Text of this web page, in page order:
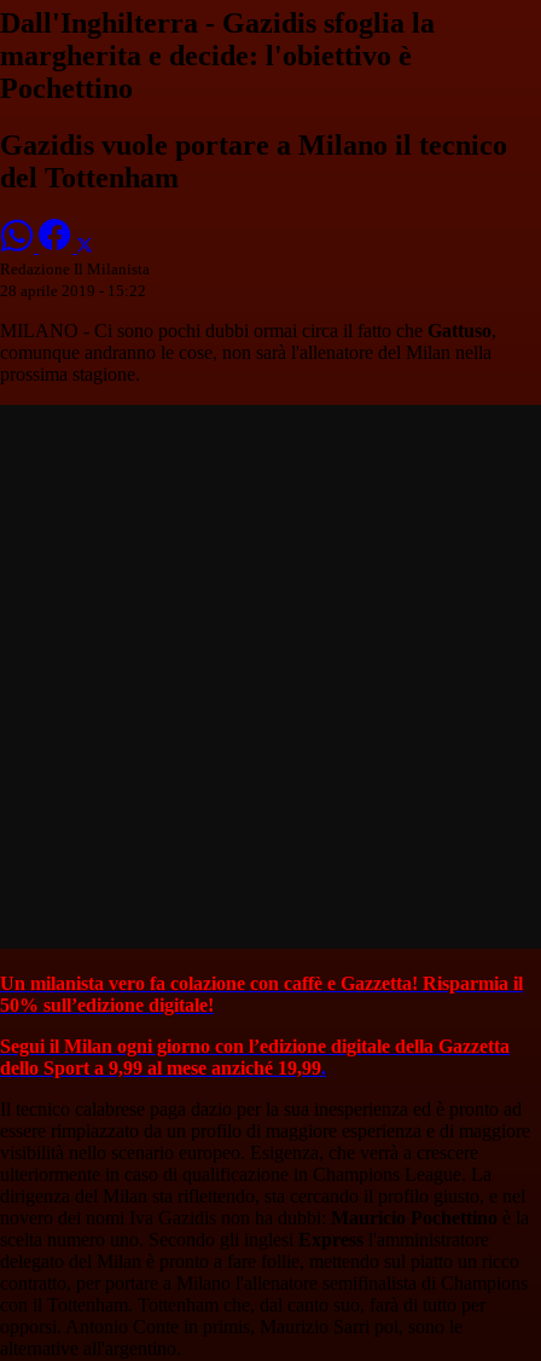
Dall'Inghilterra - Gazidis sfoglia la
margherita e decide: l'obiettivo è
Pochettino
Gazidis vuole portare a Milano il tecnico
del Tottenham
Redazione Il Milanista
28 aprile 2019 - 15:22
MILANO - Ci sono pochi dubbi ormai circa il fatto che Gattuso,
comunque andranno le cose, non sarà l'allenatore del Milan nella
prossima stagione.
Un milanista vero fa colazione con caffè e Gazzetta! Risparmia il
50% sull’edizione digitale!
Segui il Milan ogni giorno con l’edizione digitale della Gazzetta
dello Sport a 9,99 al mese anziché 19,99.
Il tecnico calabrese paga dazio per la sua inesperienza ed è pronto ad
essere rimpiazzato da un profilo di maggiore esperienza e di maggiore
visibilità nello scenario europeo. Esigenza, che verrà a crescere
ulteriormente in caso di qualificazione in Champions League. La
dirigenza del Milan sta riflettendo, sta cercando il profilo giusto, e nel
novero dei nomi Iva Gazidis non ha dubbi: Mauricio Pochettino è la
scelta numero uno. Secondo gli inglesi Express l'amministratore
delegato del Milan è pronto a fare follie, mettendo sul piatto un ricco
contratto, per portare a Milano l'allenatore semifinalista di Champions
con il Tottenham. Tottenham che, dal canto suo, farà di tutto per
opporsi. Antonio Conte in primis, Maurizio Sarri poi, sono le
alternative all'argentino.